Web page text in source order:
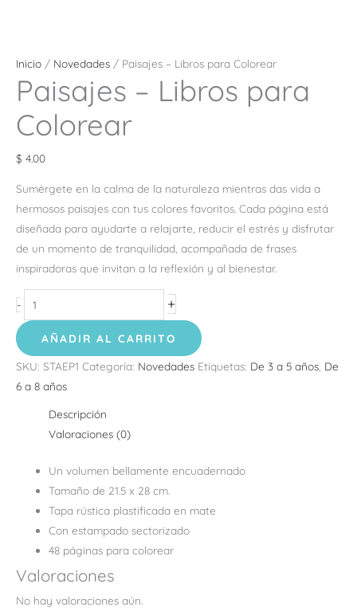
Inicio / Novedades / Paisajes – Libros para Colorear
Paisajes – Libros para
Colorear
$ 4.00
Sumérgete en la calma de la naturaleza mientras das vida a
hermosos paisajes con tus colores favoritos. Cada página está
diseñada para ayudarte a relajarte, reducir el estrés y disfrutar
de un momento de tranquilidad, acompañada de frases
inspiradoras que invitan a la reflexión y al bienestar.
- +
AÑADIR AL CARRITO
SKU: STAEP1 Categoría: Novedades Etiquetas: De 3 a 5 años, De
6 a 8 años
Descripción
Valoraciones (0)
Un volumen bellamente encuadernado
Tamaño de 21.5 x 28 cm.
Tapa rústica plastificada en mate
Con estampado sectorizado
48 páginas para colorear
Valoraciones
No hay valoraciones aún.